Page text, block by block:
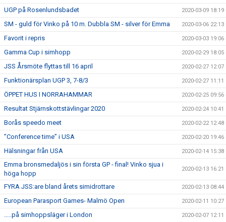
UGP på Rosenlundsbadet 2020-03-09 18:19
SM - guld för Vinko på 10 m. Dubbla SM - silver för Emma 2020-03-06 22:13
Favorit i repris 2020-03-03 19:06
Gamma Cup i simhopp 2020-02-29 18:05
JSS Årsmöte flyttas till 16 april 2020-02-27 12:07
Funktionärsplan UGP 3, 7-8/3 2020-02-27 11:11
ÖPPET HUS I NORRAHAMMAR 2020-02-25 09:56
Resultat Stjärnskottstävlingar 2020 2020-02-24 10:41
Borås speedo meet 2020-02-22 12:48
”Conference time” i USA 2020-02-20 19:46
Hälsningar från USA 2020-02-14 15:38
Emma bronsmedaljös i sin första GP - final! Vinko sjua i
höga hopp
2020-02-13 16:21
FYRA JSS:are bland årets simidrottare 2020-02-13 08:44
European Parasport Games- Malmö Open 2020-02-11 10:27
.....på simhoppsläger i London 2020-02-07 12:11